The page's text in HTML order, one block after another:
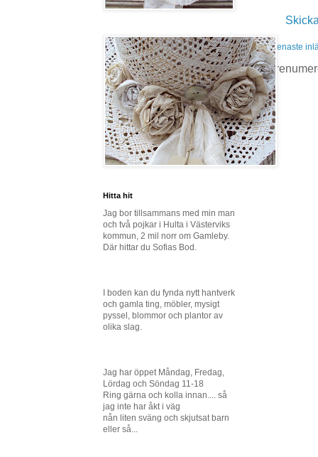
Senaste
Hitta hit
Jag bor tillsammans med min man
och två pojkar i Hulta i Västerviks
kommun, 2 mil norr om Gamleby.
Där hittar du Sofias Bod.
I boden kan du fynda nytt hantverk
och gamla ting, möbler, mysigt
pyssel, blommor och plantor av
olika slag.
Jag har öppet Måndag, Fredag,
Lördag och Söndag 11-18
Ring gärna och kolla innan.... så
jag inte har åkt i väg
nån liten sväng och skjutsat barn
eller så...